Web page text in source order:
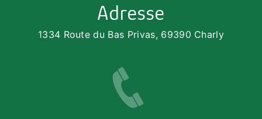
Adresse
1334 Route du Bas Privas, 69390 Charly